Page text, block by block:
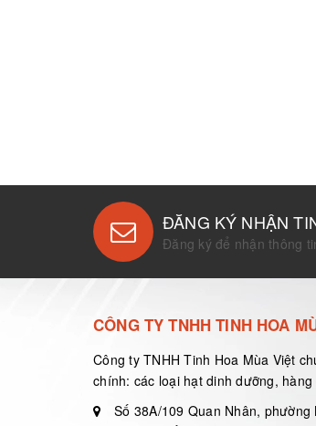
ĐĂNG KÝ NHẬN
Đăng ký để nhận thông
CÔNG TY TNHH TINH HOA
Công ty TNHH Tinh Hoa Mùa Việt
chính: các loại hạt dinh dưỡng,
Số 38A/109 Quan Nhân,